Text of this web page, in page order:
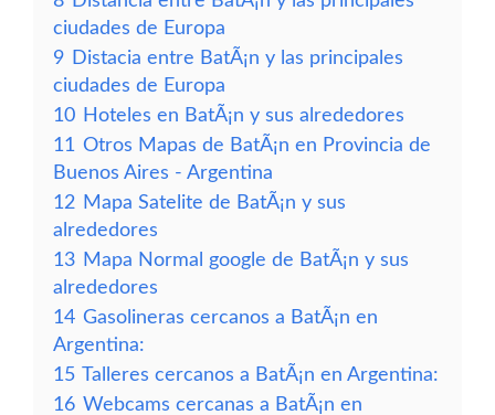
ciudades de Europa
9 Distacia entre BatÃ¡n y las principales
ciudades de Europa
10 Hoteles en BatÃ¡n y sus alrededores
11 Otros Mapas de BatÃ¡n en Provincia de
Buenos Aires - Argentina
12 Mapa Satelite de BatÃ¡n y sus
alrededores
13 Mapa Normal google de BatÃ¡n y sus
alrededores
14 Gasolineras cercanos a BatÃ¡n en
Argentina:
15 Talleres cercanos a BatÃ¡n en Argentina:
16 Webcams cercanas a BatÃ¡n en